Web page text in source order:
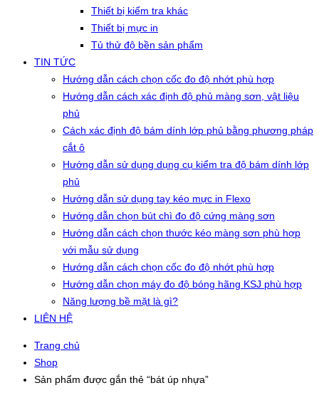
Thiết bị kiểm tra khác
Thiết bị mực in
Tủ thử độ bền sản phẩm
TIN TỨC
Hướng dẫn cách chọn cốc đo độ nhớt phù hợp
Hướng dẫn cách xác định độ phủ màng sơn, vật liệu
phủ
Cách xác định độ bám dính lớp phủ bằng phương pháp
cắt ô
Hướng dẫn sử dụng dụng cụ kiểm tra độ bám dính lớp
phủ
Hướng dẫn sử dụng tay kéo mực in Flexo
Hướng dẫn chọn bút chì đo độ cứng màng sơn
Hướng dẫn cách chọn thước kéo màng sơn phù hợp
với mẫu sử dụng
Hướng dẫn cách chọn cốc đo độ nhớt phù hợp
Hướng dẫn chọn máy đo độ bóng hãng KSJ phù hợp
Năng lượng bề mặt là gì?
LIÊN HỆ
Trang chủ
Shop
Sản phẩm được gắn thẻ “bát úp nhựa”